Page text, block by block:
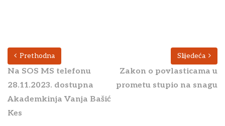
Prethodna
Na SOS MS telefonu
28.11.2023. dostupna
Akademkinja Vanja Bašić
Kes
Slijedeća
Zakon o povlasticama u
prometu stupio na snagu